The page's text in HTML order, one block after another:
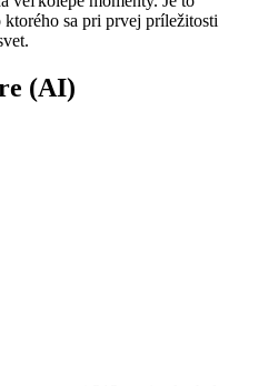
sa pri prvej príležitosti
(AI)